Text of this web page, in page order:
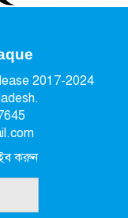
2017-2024
করুন